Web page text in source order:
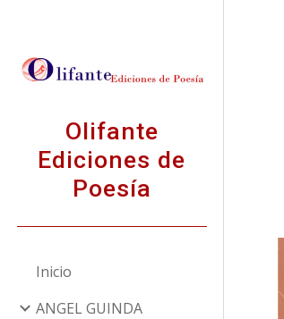
Olifante
Ediciones de
Poesía
Inicio
ANGEL GUINDA